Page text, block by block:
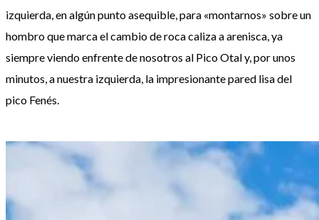
izquierda, en algún punto asequible, para «montarnos» sobre un
hombro que marca el cambio de roca caliza a arenisca, ya
siempre viendo enfrente de nosotros al Pico Otal y, por unos
minutos, a nuestra izquierda, la impresionante pared lisa del
pico Fenés.